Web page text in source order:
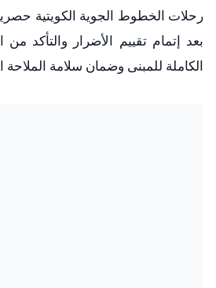
بعد إتمام تقييم الأضرار والتأكد من
الكاملة للمبنى وضمان سلامة الملاحة